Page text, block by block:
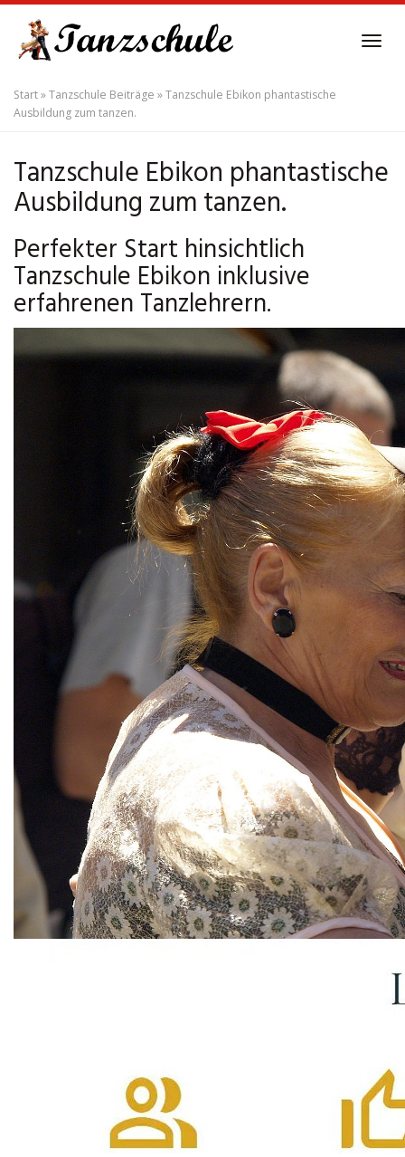
main
content
Start»Tanzschule Beiträge »Tanzschule Ebikon phantastische
Ausbildung zum tanzen.
Tanzschule Ebikon phantastische
Ausbildung zum tanzen.
Perfekter Start hinsichtlich
Tanzschule Ebikon inklusive
erfahrenen Tanzlehrern.